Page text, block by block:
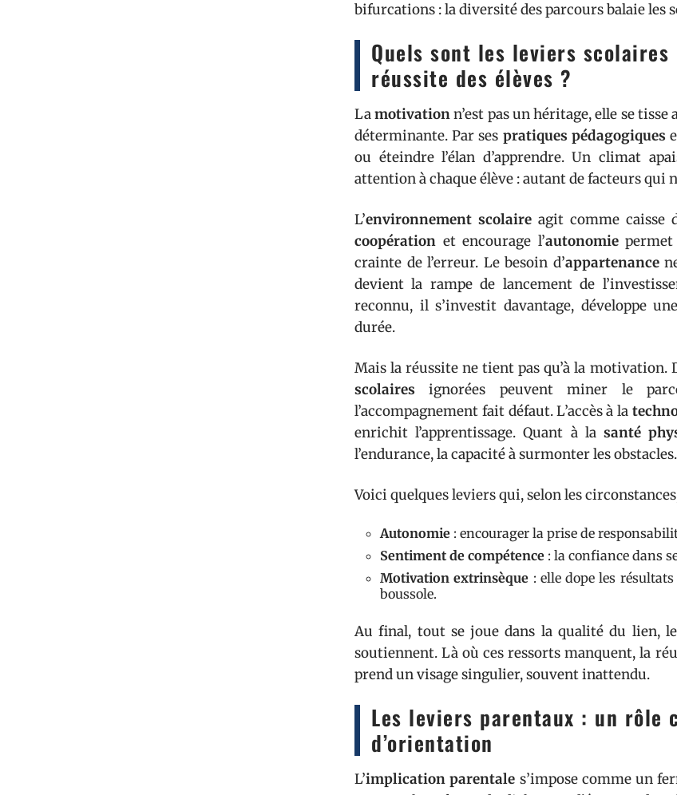
bifurcations : la diversité des parcours balaie les
Quels sont les leviers
réussite des élèves ?
Lamotivationn’est pas un héritage, elle se
déterminante. Par ses pratiques pédagogiques
ou éteindre l’élan d’apprendre. Un climat
attention à chaque élève : autant de facteurs qui
L’environnement scolaire agit comme caisse
coopération et encourage l’autonomiepermet
crainte de l’erreur. Le besoin d’appartenance
devient la rampe de lancement de
reconnu, il s’investit davantage, développe une
durée.
Mais la réussite ne tient pas qu’à la motivation.
scolaires ignorées peuvent miner le
l’accompagnement fait défaut. L’accès à la
enrichit l’apprentissage. Quant à la santé
l’endurance, la capacité à surmonter les obstacles.
Voici quelques leviers qui, selon les
Autonomie : encourager la prise de
Sentiment de compétence : la confiance dans
Motivation extrinsèque : elle dope les
boussole.
Au final, tout se joue dans la qualité du lien,
soutiennent. Là où ces ressorts manquent, la
prend un visage singulier, souvent inattendu.
Les leviers parentaux : un rôle
d’orientation
L’implication parentale s’impose comme un